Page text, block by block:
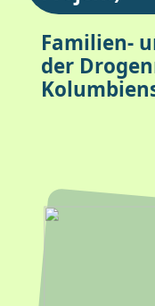
Familien-
der